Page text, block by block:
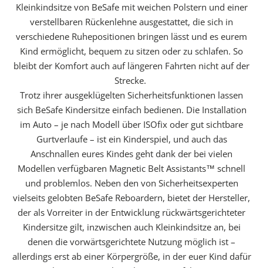
Kleinkindsitze von BeSafe mit weichen Polstern und einer
verstellbaren Rückenlehne ausgestattet, die sich in
verschiedene Ruhepositionen bringen lässt und es eurem
Kind ermöglicht, bequem zu sitzen oder zu schlafen. So
bleibt der Komfort auch auf längeren Fahrten nicht auf der
Strecke.
Trotz ihrer ausgeklügelten Sicherheitsfunktionen lassen
sich BeSafe Kindersitze einfach bedienen. Die Installation
im Auto – je nach Modell über ISOfix oder gut sichtbare
Gurtverlaufe – ist ein Kinderspiel, und auch das
Anschnallen eures Kindes geht dank der bei vielen
Modellen verfügbaren Magnetic Belt Assistants™ schnell
und problemlos. Neben den von Sicherheitsexperten
vielseits gelobten BeSafe Reboardern, bietet der Hersteller,
der als Vorreiter in der Entwicklung rückwärtsgerichteter
Kindersitze gilt, inzwischen auch Kleinkindsitze an, bei
denen die vorwärtsgerichtete Nutzung möglich ist –
allerdings erst ab einer Körpergröße, in der euer Kind dafür